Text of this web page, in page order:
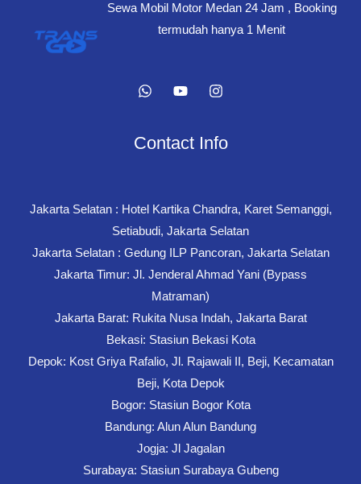
Sewa Mobil Motor Medan 24 Jam , Booking
termudah hanya 1 Menit
Contact Info
Jakarta Selatan : Hotel Kartika Chandra, Karet Semanggi,
Setiabudi, Jakarta Selatan
Jakarta Selatan : Gedung ILP Pancoran, Jakarta Selatan
Jakarta Timur: Jl. Jenderal Ahmad Yani (Bypass
Matraman)
Jakarta Barat: Rukita Nusa Indah, Jakarta Barat
Bekasi: Stasiun Bekasi Kota
Depok: Kost Griya Rafalio, Jl. Rajawali II, Beji, Kecamatan
Beji, Kota Depok
Bogor: Stasiun Bogor Kota
Bandung: Alun Alun Bandung
Jogja: Jl Jagalan
Surabaya: Stasiun Surabaya Gubeng